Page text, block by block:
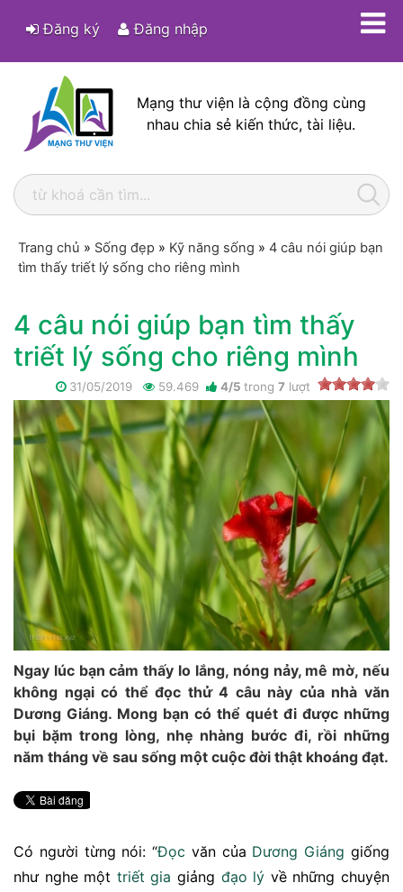
Đăng ký Đăng nhập
Mạng thư viện là cộng đồng cùng
nhau chia sẻ kiến thức, tài liệu.
Trang chủ » Sống đẹp » Kỹ năng sống » 4 câu nói giúp bạn
tìm thấy triết lý sống cho riêng mình
4 câu nói giúp bạn tìm thấy
triết lý sống cho riêng mình
31/05/2019 59.469 4/5 trong 7 lượt
Ngay lúc bạn cảm thấy lo lắng, nóng nảy, mê mờ, nếu
không ngại có thể đọc thử 4 câu này của nhà văn
Dương Giáng. Mong bạn có thể quét đi được những
bụi bặm trong lòng, nhẹ nhàng bước đi, rồi những
năm tháng về sau sống một cuộc đời thật khoáng đạt.
Có người từng nói: “Đọc văn của Dương Giáng giống
như nghe một triết gia giảng đạo lý về những chuyện